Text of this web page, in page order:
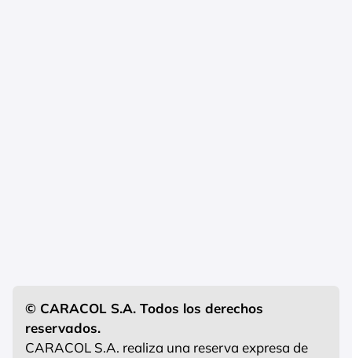
© CARACOL S.A. Todos los derechos
reservados.
CARACOL S.A. realiza una reserva expresa de